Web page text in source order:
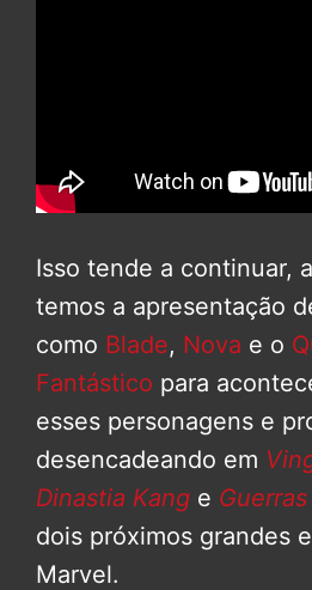
Isso tende a continuar,
temos a apresentação
como Blade, Nova e o
Fantástico para
esses personagens e
desencadeando em
Dinastia Kang e
dois próximos grandes
Marvel.